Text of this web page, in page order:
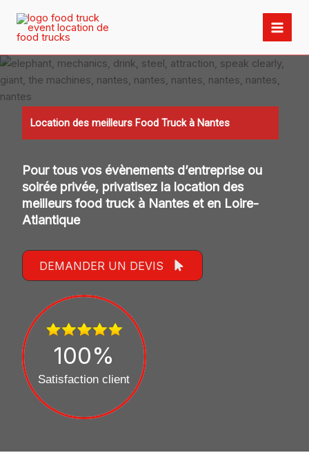
contenu
Location des meilleurs Food Truck à Nantes
Pour tous vos évènements d’entreprise ou
soirée privée, privatisez la location des
meilleurs food truck à Nantes et en Loire-
Atlantique
DEMANDER UN DEVIS
100%
Satisfaction client